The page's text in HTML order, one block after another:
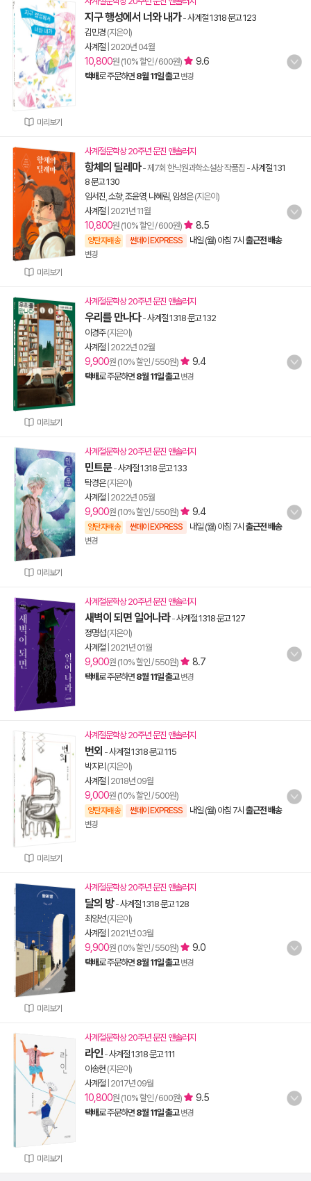
미리보기
지구 행성에서 너와 내가-사계절 1318 문고 123
김민경 (지은이)
사계절 2020년 04월
10,800원 (10% 할인 / 600원) 9.6
택배로 주문하면 8월 11일 출고 변경
미리보기
사계절문학상 20주년 문진 앤솔러지
항체의 딜레마- 제7회 한낙원과학소설상 작품집 -사계절 131
8 문고 130
임서진 소향, 조윤영, 나혜림 임성은(지은이)
사계절 2021년 11월
10,800원 (10% 할인 / 600원) 8.5
양탄자배송 썬데이 EXPRESS 내일 (월) 아침 7시 출근전 배송
변경
미리보기
사계절문학상 20주년 문진 앤솔러지
우리를 만나다-사계절 1318 문고 132
이경주(지은이)
사계절 2022년 02월
9,900원 (10% 할인 / 550원) 9.4
택배로 주문하면 8월 11일 출고 변경
미리보기
사계절문학상 20주년 문진 앤솔러지
민트문-사계절 1318 문고 133
탁경은(지은이)
사계절 2022년 05월
9,900원 (10% 할인 / 550원) 9.4
양탄자배송 썬데이 EXPRESS 내일 (월) 아침 7시 출근전 배송
변경
사계절문학상 20주년 문진 앤솔러지
새벽이 되면 일어나라-사계절 1318 문고 127
정명섭(지은이)
사계절 2021년 01월
9,900원 (10% 할인 / 550원) 8.7
택배로 주문하면 8월 11일 출고 변경
미리보기
사계절문학상 20주년 문진 앤솔러지
번외 -사계절 1318 문고 115
박지리 (지은이)
사계절 2018년 09월
9,000원 (10% 할인 / 500원)
양탄자배송 썬데이 EXPRESS 내일 (월) 아침 7시 출근전 배송
변경
미리보기
사계절문학상 20주년 문진 앤솔러지
달의 방-사계절 1318 문고 128
최양선(지은이)
사계절 2021년 03월
9,900원 (10% 할인 / 550원) 9.0
택배로 주문하면 8월 11일 출고 변경
미리보기
사계절문학상 20주년 문진 앤솔러지
라인-사계절 1318 문고 111
이송현 (지은이)
사계절 2017년 09월
10,800원 (10% 할인 / 600원) 9.5
택배로 주문하면 8월 11일 출고 변경